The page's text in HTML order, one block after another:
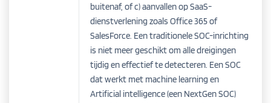
buitenaf, of c) aanvallen op SaaS-
dienstverlening zoals Office 365 of
SalesForce. Een traditionele SOC-inrichting
is niet meer geschikt om alle dreigingen
tijdig en effectief te detecteren. Een SOC
dat werkt met machine learning en
Artificial intelligence (een NextGen SOC)